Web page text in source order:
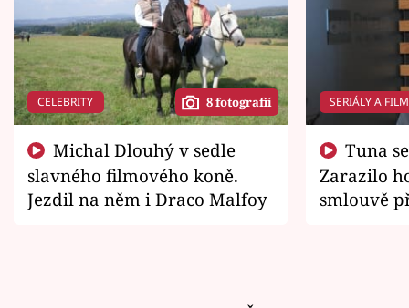
CELEBRITY 8 fotografií
slavného filmového koně.
Jezdil na něm i Draco Malfoy
SERIÁLY A
Zarazilo
smlouvě